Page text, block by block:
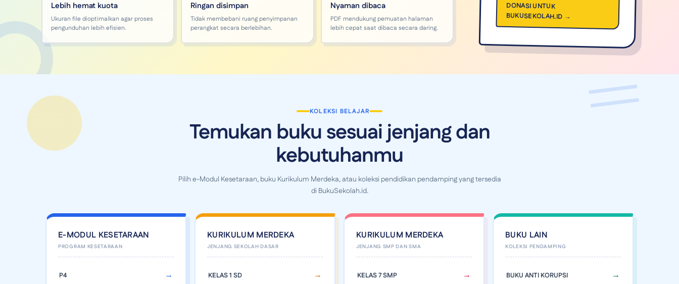
Lebih hemat kuota
Ukuran file dioptimalkan agar proses
pengunduhan lebih efisien.
Ringan disimpan
Tidak membebani ruang penyimpanan
perangkat secara berlebihan.
Nyaman dibaca
PDF mendukung pemuatan halaman
lebih cepat saat dibaca secara daring.
DONASI UNTUK
BUKUSEKOLAH.ID →
KOLEKSI BELAJAR
Temukan buku sesuai jenjang dan
kebutuhanmu
Pilih e-Modul Kesetaraan, buku Kurikulum Merdeka, atau koleksi pendidikan pendamping yang tersedia
di BukuSekolah.id.
E-MODUL KESETARAAN
P4
KURIKULUM MERDEKA
KELAS 1 SD
KURIKULUM MERDEKA
KELAS 7 SMP
BUKU LAIN
BUKU ANTI KORUPSI